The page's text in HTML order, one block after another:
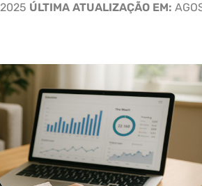
ÚLTIMA ATUALIZAÇÃO EM: